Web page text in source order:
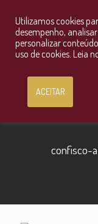
confisco-
Utilizamos cookies
desempenho,
personalizar
uso de cookies. Leia
ACEITAR